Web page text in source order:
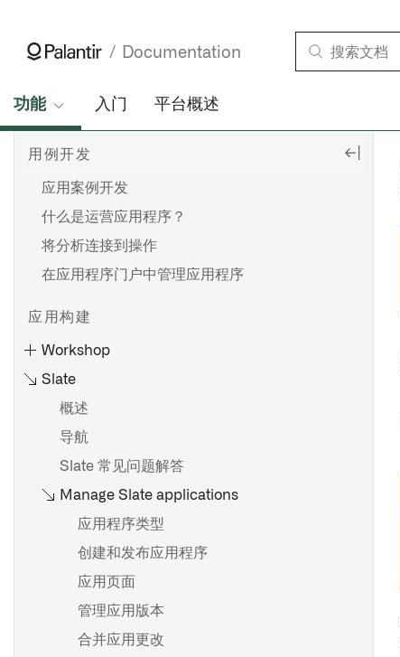
Documentation
功能 入门 平台概述
用例开发
应用案例开发
什么是运营应用程序？
将分析连接到操作
在应用程序门户中管理应用程序
应用构建
Workshop
设计
微件
变量
事件
Workshop中的权限
Slate
概述
导航
Slate 常见问题解答
Manage Slate applications
应用程序类型
创建和发布应用程序
应用页面
管理应用版本
合并应用更改